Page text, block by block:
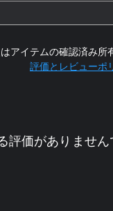
アイテムの確認済み所
評価とレビューポ
評価がありません